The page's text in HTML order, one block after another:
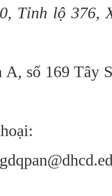
Tỉnh lộ 376,
A, số 169 Tây